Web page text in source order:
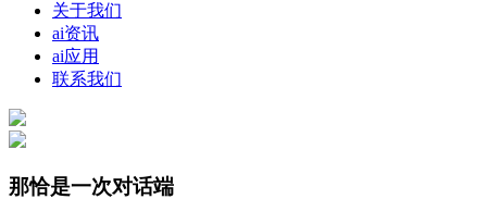
关于我们
ai资讯
ai应用
联系我们
那恰是一次对话端